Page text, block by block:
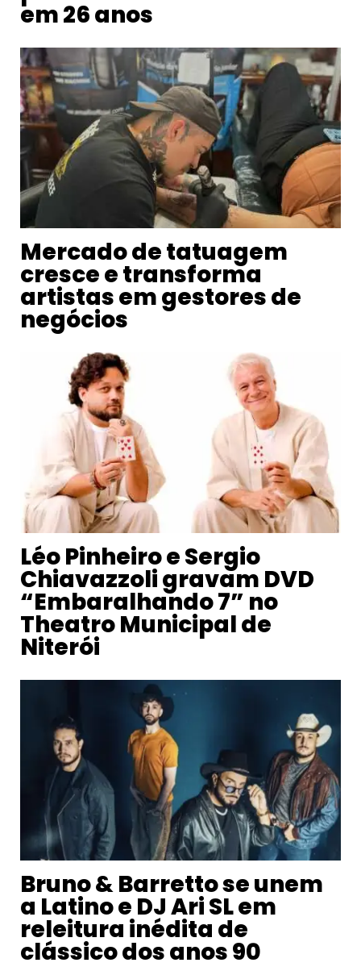
em 26 anos
Mercado de tatuagem
cresce e transforma
artistas em gestores de
negócios
Léo Pinheiro e Sergio
Chiavazzoli gravam DVD
“Embaralhando 7” no
Theatro Municipal de
Niterói
Bruno & Barretto se unem
a Latino e DJ Ari SL em
releitura inédita de
clássico dos anos 90